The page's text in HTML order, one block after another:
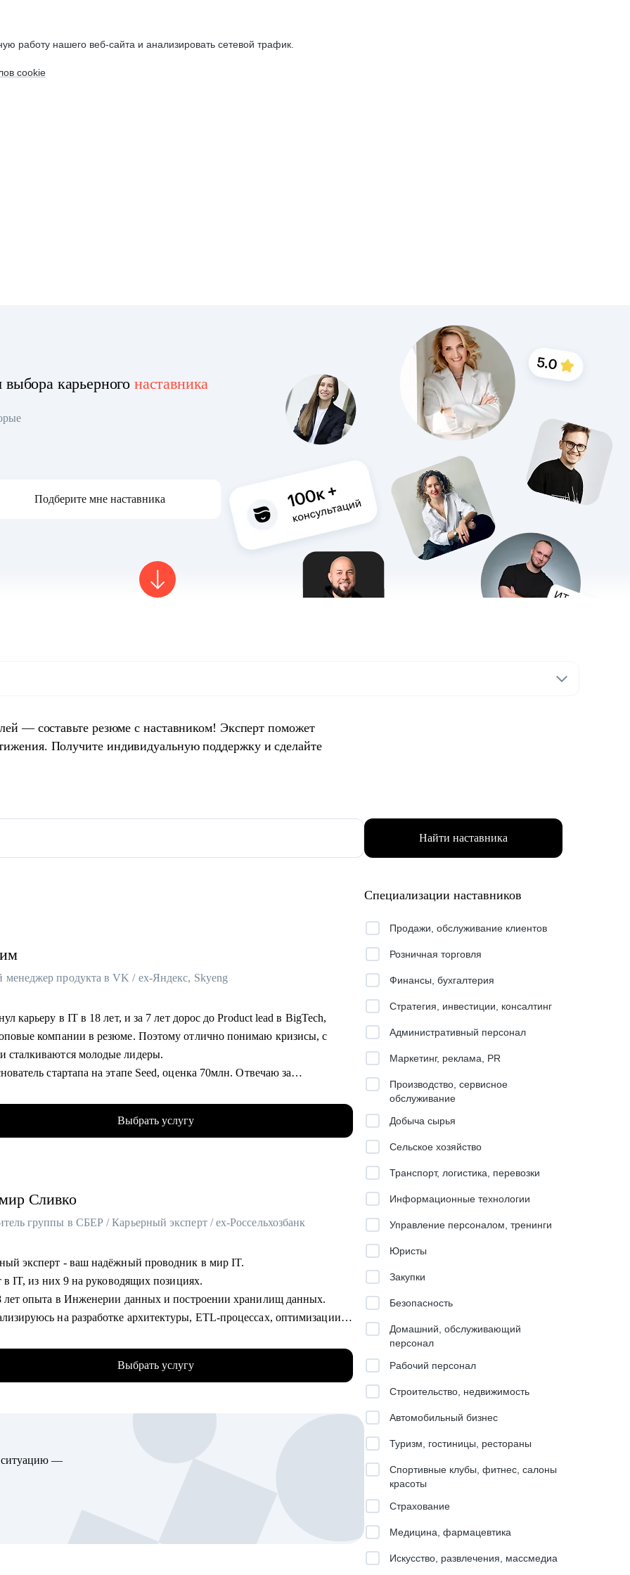
работу нашего веб-сайта и анализировать сетевой трафик.
cookie
карьерного наставника
Подберите мне наставника
— составьте резюме с наставником! Эксперт поможет
Получите индивидуальную поддержку и сделайте
Найти наставника
продукта в VK / ex-Яндекс, Skyeng
карьеру в IT в 18 лет, и за 7 лет дорос до Product lead в BigTech,
компании в резюме. Поэтому отлично понимаю кризисы, с
сталкиваются молодые лидеры.
стартапа на этапе Seed, оценка 70млн. Отвечаю за
более 10 специалистам найти работу, поднять грейд и зарплату.
найм и оценку навыков менеджеров продукта в Яндексе.
для решения бизнес-проблем.
силы: структурность и любовь к людям.
здоровые отношения в команде и эффективно работать с
менеджерам, кто хочет вырасти по грейду и зарплате
Выбрать услугу
Сливко
группы в СБЕР / Карьерный эксперт / ex-Россельхозбанк
• Карьерный эксперт - ваш надёжный проводник в мир IT.
в IT, из них 9 на руководящих позициях.
лет опыта в Инженерии данных и построении хранилищ данных.
на разработке архитектуры, ETL-процессах, оптимизации
с нуля системы для интеграции и мониторинга данных.
собеседований и вырастил более 70 сотрудников до уровня
структурированного резюме с оцифровкой ключевых достижений и
Выбрать услугу
ситуацию —
Специализации наставников
Продажи, обслуживание клиентов
Розничная торговля
Финансы, бухгалтерия
Стратегия, инвестиции, консалтинг
Административный персонал
Маркетинг, реклама, PR
Производство, сервисное
обслуживание
Добыча сырья
Сельское хозяйство
Транспорт, логистика, перевозки
Информационные технологии
Управление персоналом, тренинги
Юристы
Закупки
Безопасность
Домашний, обслуживающий
персонал
Рабочий персонал
Строительство, недвижимость
Автомобильный бизнес
Туризм, гостиницы, рестораны
Спортивные клубы, фитнес, салоны
красоты
Страхование
Медицина, фармацевтика
Искусство, развлечения, массмедиа